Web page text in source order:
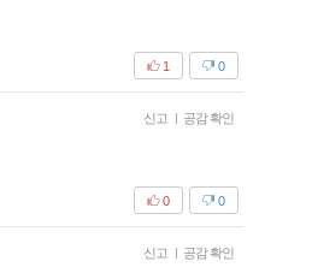
0
1
신고 | 공감 확인
0
0
신고 | 공감 확인